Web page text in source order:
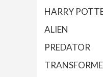
HARRY
ALIEN
PREDATOR